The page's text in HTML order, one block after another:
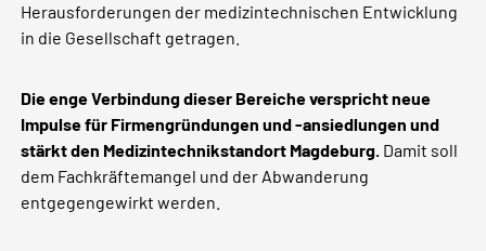
Herausforderungen der medizintechnischen Entwicklung
in die Gesellschaft getragen.
Die enge Verbindung dieser Bereiche verspricht neue
Impulse für Firmengründungen und -ansiedlungen und
stärkt den Medizintechnikstandort Magdeburg. Damit soll
dem Fachkräftemangel und der Abwanderung
entgegengewirkt werden.